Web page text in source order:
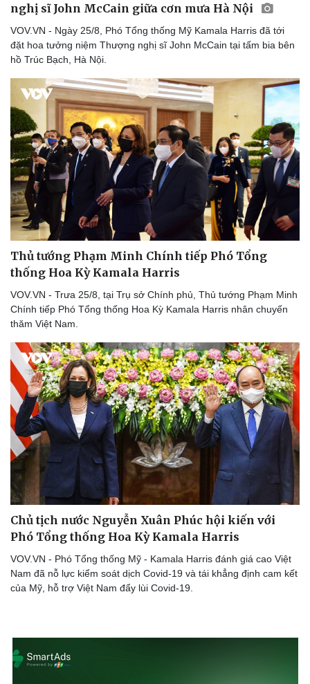
Du lịch
Tư vấn
Săn Tour
Podcast
Câu chuyện thời sự
Kể chuyện cho bé
Hạt giống tâm hồn
Cải chính
nghị sĩ John McCain giữa cơn mưa Hà Nội
VOV.VN - Ngày 25/8, Phó Tổng thống Mỹ Kamala Harris đã tới
đặt hoa tưởng niệm Thượng nghị sĩ John McCain tại tấm bia bên
hồ Trúc Bạch, Hà Nội.
Thủ tướng Phạm Minh Chính tiếp Phó Tổng
thống Hoa Kỳ Kamala Harris
VOV.VN - Trưa 25/8, tại Trụ sở Chính phủ, Thủ tướng Phạm Minh
Chính tiếp Phó Tổng thống Hoa Kỳ Kamala Harris nhân chuyến
thăm Việt Nam.
Chủ tịch nước Nguyễn Xuân Phúc hội kiến với
Phó Tổng thống Hoa Kỳ Kamala Harris
VOV.VN - Phó Tổng thống Mỹ - Kamala Harris đánh giá cao Việt
Nam đã nỗ lực kiểm soát dịch Covid-19 và tái khẳng định cam kết
của Mỹ, hỗ trợ Việt Nam đẩy lùi Covid-19.